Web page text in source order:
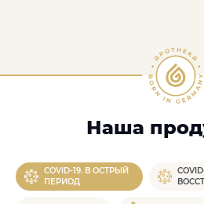
Наша
COVID-19. В ОСТРЫЙ
ПЕРИОД